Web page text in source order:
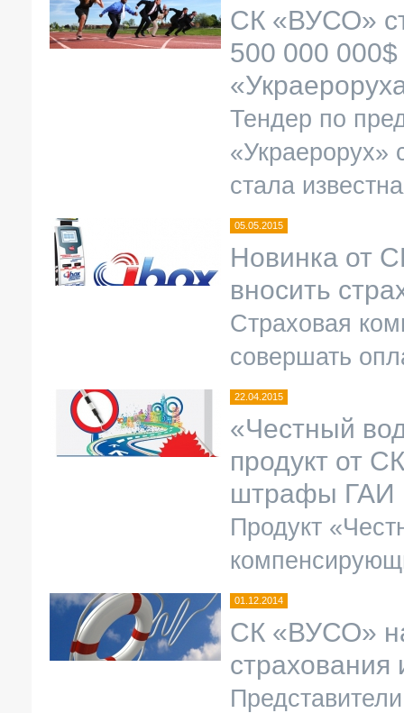
СК «ВУСО»
500 000 000$
Тендер по
«Украерорух»
стала
05.05.2015
Новинка от
вносить
Страховая
совершать
22.04.2015
«Честный
продукт от
штрафы ГАИ
Продукт
01.12.2014
СК «ВУСО»